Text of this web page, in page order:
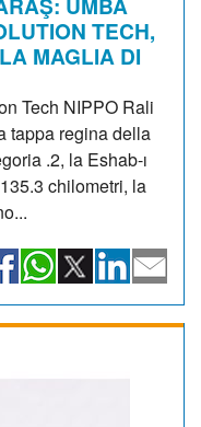
TECH,
MAGLIA DI
Tech NIPPO Rali
tappa regina della
.2, la Eshab-ı
chilometri, la